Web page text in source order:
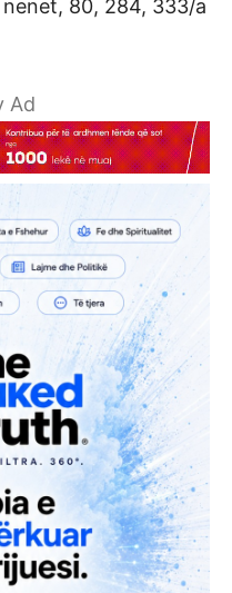
nenet, 80, 284, 333/a
Ad